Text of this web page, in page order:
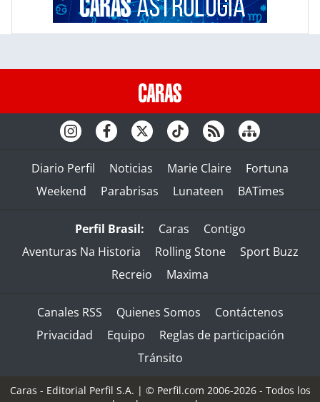
Diario Perfil Noticias Marie Claire
Fortuna
Weekend
Parabrisas Lunateen BATimes
Perfil Brasil: Caras
Contigo
Aventuras Na Historia
Rolling Stone
Sport Buzz
Recreio
Maxima
Canales RSS Quienes Somos
Contáctenos
Privacidad
Equipo
Reglas de participación
Tránsito
Caras - Editorial Perfil S.A. | © Perfil.com 2006-2026 - Todos los